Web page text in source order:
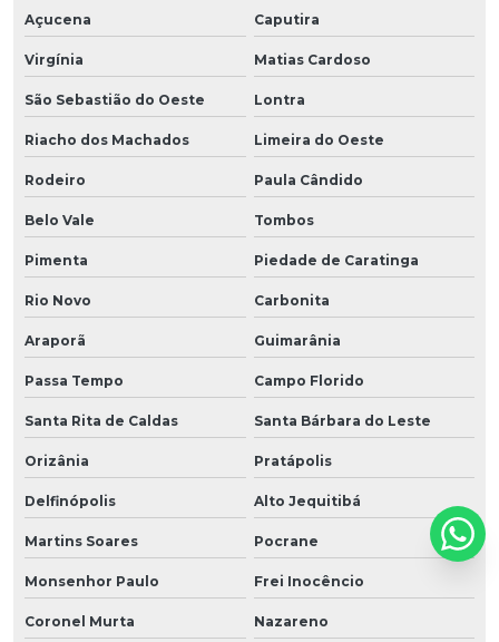
Açucena Caputira
Virgínia Matias Cardoso
São Sebastião do Oeste Lontra
Riacho dos Machados Limeira do Oeste
Rodeiro Paula Cândido
Belo Vale Tombos
Pimenta Piedade de Caratinga
Rio Novo Carbonita
Araporã Guimarânia
Passa Tempo Campo Florido
Santa Rita de Caldas Santa Bárbara do Leste
Orizânia Pratápolis
Delfinópolis Alto Jequitibá
Martins Soares Pocrane
Monsenhor Paulo Frei Inocêncio
Coronel Murta Nazareno